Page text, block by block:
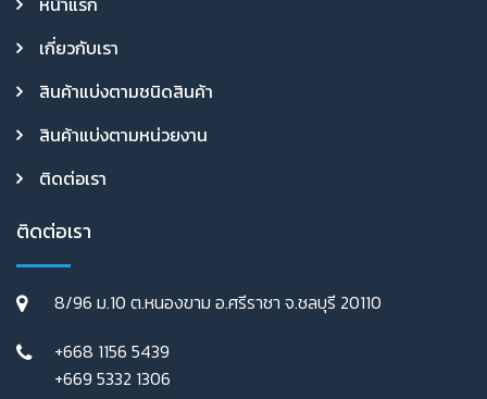
เกี่ยวกับเรา
สินค้าแบ่งตามชนิดสินค้า
สินค้าแบ่งตามหน่วยงาน
ติดต่อเรา
ติดต่อเรา
8/96 ม.10 ต.หนองขาม อ.ศรีราชา จ.ชลบุรี 20110
+668 1156 5439
+669 5332 1306